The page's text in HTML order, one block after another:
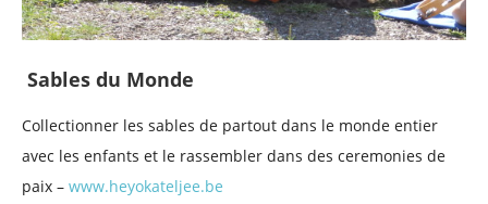
Sables du Monde
Collectionner les sables de partout dans le monde entier
avec les enfants et le rassembler dans des ceremonies de
paix – www.heyokateljee.be